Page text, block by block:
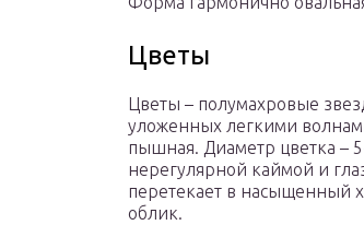
Цветы
Цветы – полумахровые
уложенных легкими
пышная. Диаметр цветка –
нерегулярной каймой и
перетекает в насыщенный
облик.